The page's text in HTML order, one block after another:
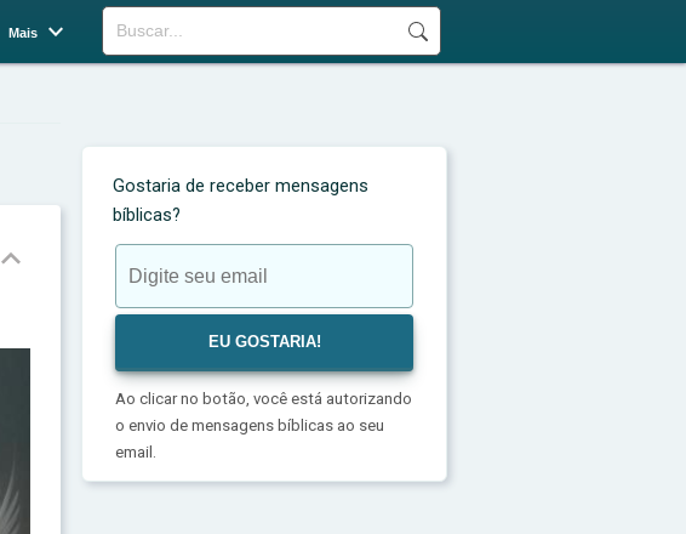
Mais 

Gostaria de receber mensagens
bíblicas?
Ao clicar no botão, você está autorizando
o envio de mensagens bíblicas ao seu
email.